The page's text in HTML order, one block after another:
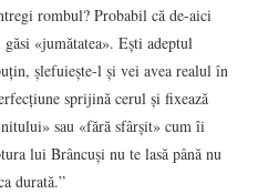
rombul? Probabil că de-aici
«jumătatea». Eşti adeptul
şlefuieşte-l şi vei avea realul în
sprijină cerul şi fixează
sau «fără sfârşit» cum îi
lui Brâncuşi nu te lasă până nu
durată.”